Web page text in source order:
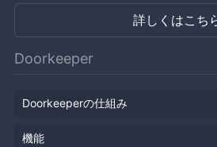
詳しくはこち
Doorkeeper
Doorkeeperの仕組み
機能